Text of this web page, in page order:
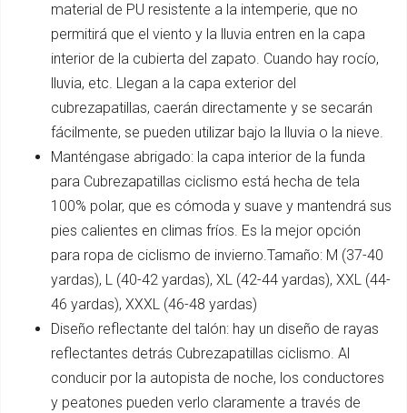
material de PU resistente a la intemperie, que no
permitirá que el viento y la lluvia entren en la capa
interior de la cubierta del zapato. Cuando hay rocío,
lluvia, etc. Llegan a la capa exterior del
cubrezapatillas, caerán directamente y se secarán
fácilmente, se pueden utilizar bajo la lluvia o la nieve.
Manténgase abrigado: la capa interior de la funda
para Cubrezapatillas ciclismo está hecha de tela
100% polar, que es cómoda y suave y mantendrá sus
pies calientes en climas fríos. Es la mejor opción
para ropa de ciclismo de invierno.Tamaño: M (37-40
yardas), L (40-42 yardas), XL (42-44 yardas), XXL (44-
46 yardas), XXXL (46-48 yardas)
Diseño reflectante del talón: hay un diseño de rayas
reflectantes detrás Cubrezapatillas ciclismo. Al
conducir por la autopista de noche, los conductores
y peatones pueden verlo claramente a través de